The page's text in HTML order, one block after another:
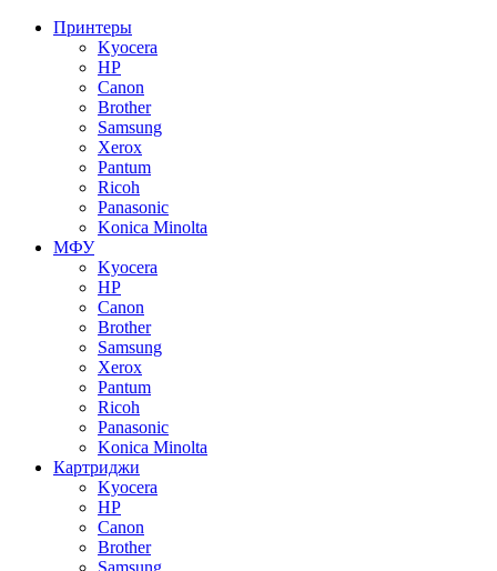
Принтеры
Kyocera
HP
Canon
Brother
Samsung
Xerox
Pantum
Ricoh
Panasonic
Konica Minolta
МФУ
Kyocera
HP
Canon
Brother
Samsung
Xerox
Pantum
Ricoh
Panasonic
Konica Minolta
Картриджи
Kyocera
HP
Canon
Brother
Samsung